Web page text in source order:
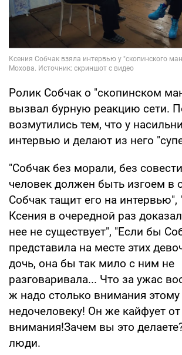
Ролик Собчак о "скопинском
вызвал бурную реакцию сети.
возмутились тем, что у
интервью и делают из него
"Собчак без морали, без
человек должен быть изгоем в
Собчак тащит его на интервью",
Ксения в очередной раз
нее не существует", "Если бы
представила на месте этих
дочь, она бы так мило с ним не
разговаривала... Что за ужас
ж надо столько внимания этому
недочеловеку! Он же кайфует от
внимания!Зачем вы это
люди.